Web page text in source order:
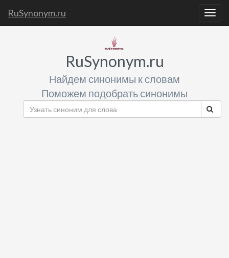
RuSynonym.ru
RuSynonym.ru
Найдем синонимы к словам
Поможем подобрать синонимы